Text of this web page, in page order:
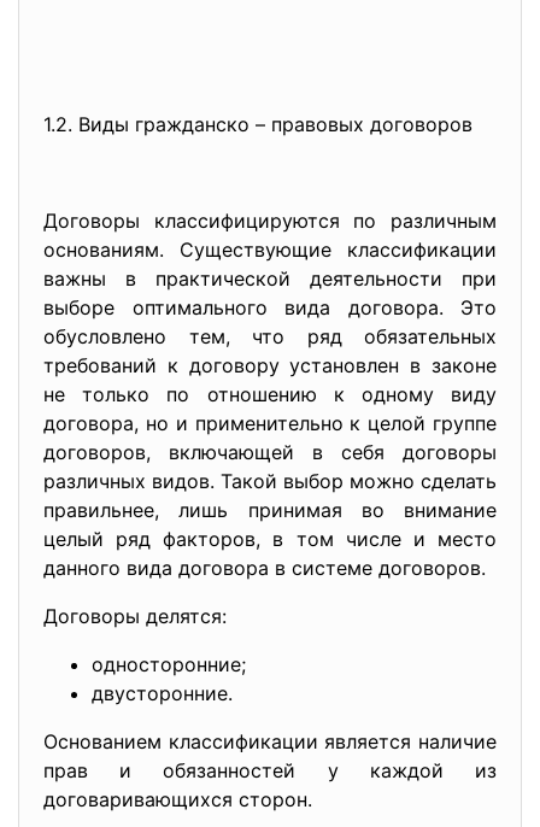
1.2. Виды гражданско – правовых договоров
Договоры классифицируются по различным
основаниям. Существующие классификации
важны в практической деятельности при
выборе оптимального вида договора. Это
обусловлено тем, что ряд обязательных
требований к договору установлен в законе
не только по отношению к одному виду
договора, но и применительно к целой группе
договоров, включающей в себя договоры
различных видов. Такой выбор можно сделать
правильнее, лишь принимая во внимание
целый ряд факторов, в том числе и место
данного вида договора в системе договоров.
Договоры делятся:
односторонние;
двусторонние.
Основанием классификации является наличие
прав и обязанностей у каждой из
договаривающихся сторон.